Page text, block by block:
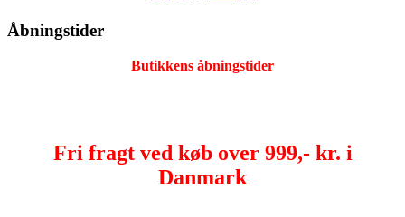
Åbningstider
Butikkens åbningstider
Fri fragt ved køb over 999,- kr. i
Danmark